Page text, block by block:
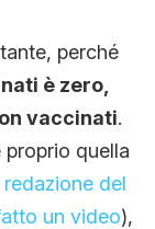
perché
è zero,
vaccinati.
proprio quella
redazione del
un video),